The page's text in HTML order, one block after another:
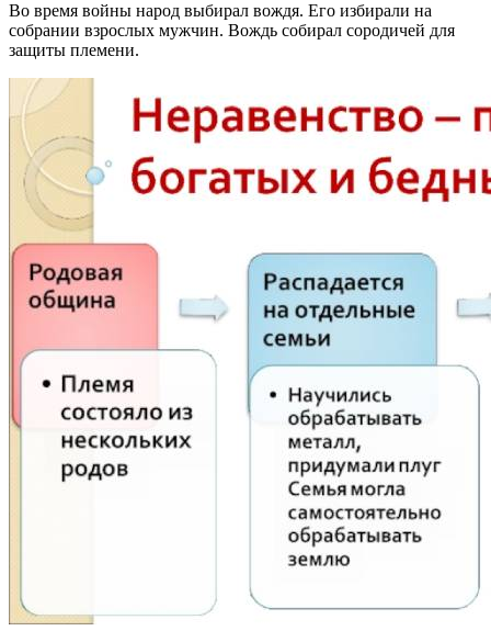
Во время войны народ выбирал вождя. Его избирали на
собрании взрослых мужчин. Вождь собирал сородичей для
защиты племени.